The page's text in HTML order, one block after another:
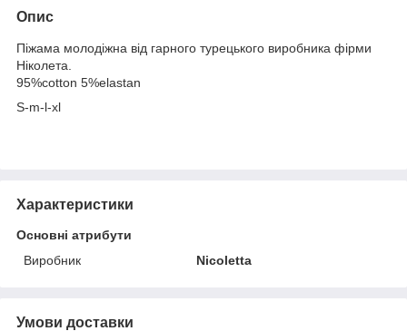
Опис
Піжама молодіжна від гарного турецького виробника фірми
Ніколета.
95%cotton 5%elastan
S-m-l-xl
Характеристики
Основні атрибути
Виробник
Nicoletta
Умови доставки